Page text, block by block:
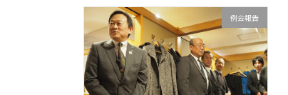
例会報告